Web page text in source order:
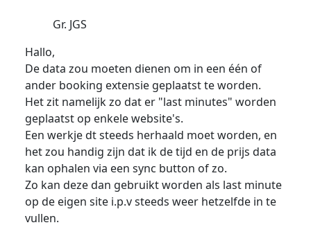
Gr. JGS
Hallo,
De data zou moeten dienen om in een één of
ander booking extensie geplaatst te worden.
Het zit namelijk zo dat er "last minutes" worden
geplaatst op enkele website's.
Een werkje dt steeds herhaald moet worden, en
het zou handig zijn dat ik de tijd en de prijs data
kan ophalen via een sync button of zo.
Zo kan deze dan gebruikt worden als last minute
op de eigen site i.p.v steeds weer hetzelfde in te
vullen.